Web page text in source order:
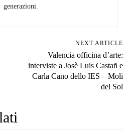
generazioni.
NEXT ARTICLE
Valencia officina d’arte:
interviste a Josè Luis Castañ e
Carla Cano dello IES – Moli
del Sol